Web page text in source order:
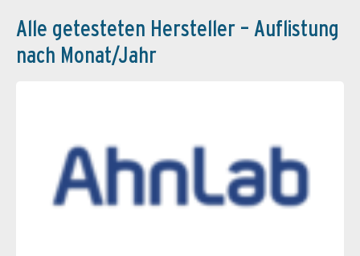
Alle getesteten Hersteller – Auflistung
nach Monat/Jahr